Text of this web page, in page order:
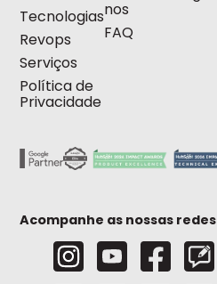
Tecnologias
Revops
Serviços
Política de
Privacidade
nos
FAQ
Acompanhe as nossas redes